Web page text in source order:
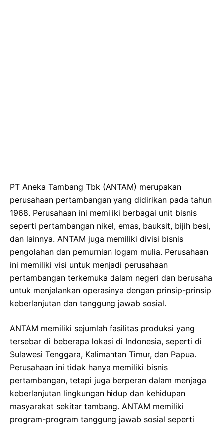
PT Aneka Tambang Tbk (ANTAM) merupakan
perusahaan pertambangan yang didirikan pada tahun
1968. Perusahaan ini memiliki berbagai unit bisnis
seperti pertambangan nikel, emas, bauksit, bijih besi,
dan lainnya. ANTAM juga memiliki divisi bisnis
pengolahan dan pemurnian logam mulia. Perusahaan
ini memiliki visi untuk menjadi perusahaan
pertambangan terkemuka dalam negeri dan berusaha
untuk menjalankan operasinya dengan prinsip-prinsip
keberlanjutan dan tanggung jawab sosial.
ANTAM memiliki sejumlah fasilitas produksi yang
tersebar di beberapa lokasi di Indonesia, seperti di
Sulawesi Tenggara, Kalimantan Timur, dan Papua.
Perusahaan ini tidak hanya memiliki bisnis
pertambangan, tetapi juga berperan dalam menjaga
keberlanjutan lingkungan hidup dan kehidupan
masyarakat sekitar tambang. ANTAM memiliki
program-program tanggung jawab sosial seperti